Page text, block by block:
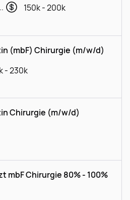
Bern, Thun District
150k - 200k
(mbF) Chirurgie (m/w/d)
- 230k
Chirurgie (m/w/d)
mbF Chirurgie 80% - 100%